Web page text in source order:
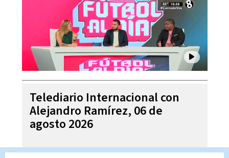
Telediario Internacional con
Alejandro Ramírez, 06 de
agosto 2026